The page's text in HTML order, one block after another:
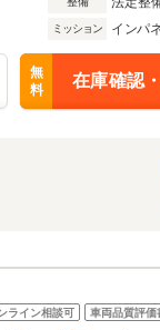
ミッション インパ
無
料
在庫確認
ライン相談可 車両品質評価